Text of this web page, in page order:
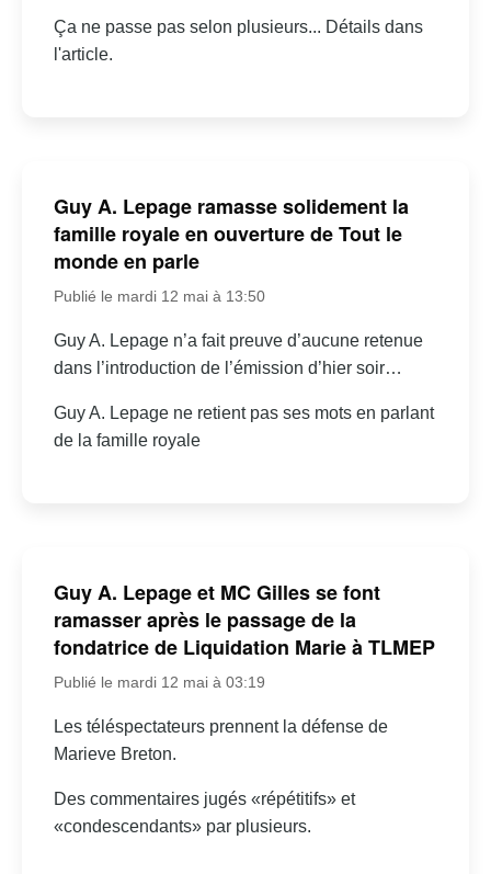
Ça ne passe pas selon plusieurs... Détails dans
l'article.
Guy A. Lepage ramasse solidement la
famille royale en ouverture de Tout le
monde en parle
Publié le mardi 12 mai à 13:50
Guy A. Lepage n’a fait preuve d’aucune retenue
dans l’introduction de l’émission d’hier soir…
Guy A. Lepage ne retient pas ses mots en parlant
de la famille royale
Guy A. Lepage et MC Gilles se font
ramasser après le passage de la
fondatrice de Liquidation Marie à TLMEP
Publié le mardi 12 mai à 03:19
Les téléspectateurs prennent la défense de
Marieve Breton.
Des commentaires jugés «répétitifs» et
«condescendants» par plusieurs.